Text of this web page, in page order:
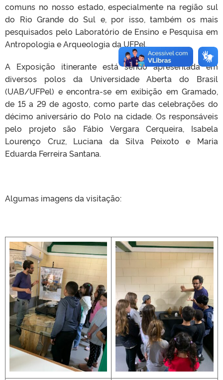
comuns no nosso estado, especialmente na região sul
do Rio Grande do Sul e, por isso, também os mais
pesquisados pelo Laboratório de Ensino e Pesquisa em
Antropologia e Arqueologia da UFPel.
A Exposição itinerante está sendo apresentada em
diversos polos da Universidade Aberta do Brasil
(UAB/UFPel) e encontra-se em exibição em Gramado,
de 15 a 29 de agosto, como parte das celebrações do
décimo aniversário do Polo na cidade. Os responsáveis
pelo projeto são Fábio Vergara Cerqueira, Isabela
Lourenço Cruz, Luciana da Silva Peixoto e Maria
Eduarda Ferreira Santana.
Algumas imagens da visitação: